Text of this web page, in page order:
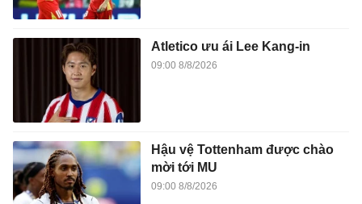
Atletico ưu ái Lee Kang-in
09:00 8/8/2026
Hậu vệ Tottenham được chào
mời tới MU
09:00 8/8/2026